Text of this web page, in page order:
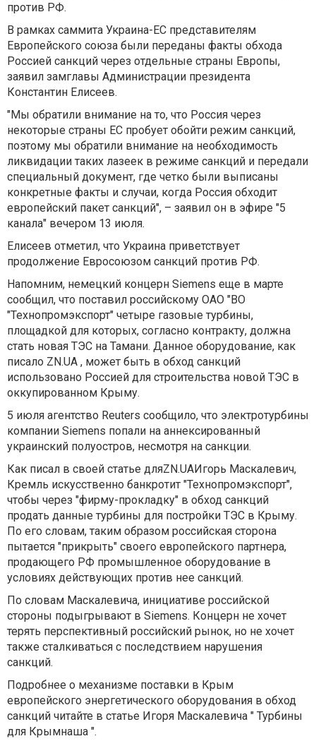
против РФ.
В рамках саммита Украина-ЕС представителям
Европейского союза были переданы факты обхода
Россией санкций через отдельные страны Европы,
заявил замглавы Администрации президента
Константин Елисеев.
"Мы обратили внимание на то, что Россия через
некоторые страны ЕС пробует обойти режим санкций,
поэтому мы обратили внимание на необходимость
ликвидации таких лазеек в режиме санкций и передали
специальный документ, где четко были выписаны
конкретные факты и случаи, когда Россия обходит
европейский пакет санкций", – заявил он в эфире "5
канала" вечером 13 июля.
Елисеев отметил, что Украина приветствует
продолжение Евросоюзом санкций против РФ.
Напомним, немецкий концерн Siemens еще в марте
сообщил, что поставил российскому ОАО "ВО
"Технопромэкспорт" четыре газовые турбины,
площадкой для которых, согласно контракту, должна
стать новая ТЭС на Тамани. Данное оборудование, как
писало ZN.UA , может быть в обход санкций
использовано Россией для строительства новой ТЭС в
оккупированном Крыму.
5 июля агентство Reuters сообщило, что электротурбины
компании Siemens попали на аннексированный
украинский полуостров, несмотря на санкции.
Как писал в своей статье дляZN.UAИгорь Маскалевич,
Кремль искусственно банкротит "Технопромэкспорт",
чтобы через "фирму-прокладку" в обход санкций
продать данные турбины для постройки ТЭС в Крыму.
По его словам, таким образом российская сторона
пытается "прикрыть" своего европейского партнера,
продающего РФ промышленное оборудование в
условиях действующих против нее санкций.
По словам Маскалевича, инициативе российской
стороны подыгрывают в Siemens. Концерн не хочет
терять перспективный российский рынок, но не хочет
также сталкиваться с последствием нарушения
санкций.
Подробнее о механизме поставки в Крым
европейского энергетического оборудования в обход
санкций читайте в статье Игоря Маскалевича " Турбины
для Крымнаша ".